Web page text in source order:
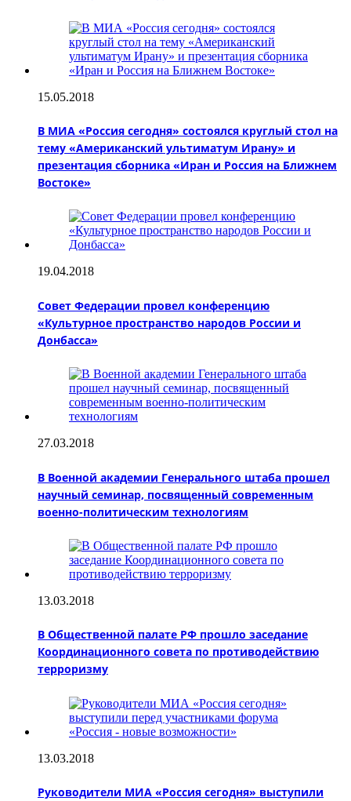
15.05.2018
В МИА «Россия сегодня» состоялся круглый стол на
тему «Американский ультиматум Ирану» и
презентация сборника «Иран и Россия на Ближнем
Востоке»
19.04.2018
Совет Федерации провел конференцию
«Культурное пространство народов России и
Донбасса»
27.03.2018
В Военной академии Генерального штаба прошел
научный семинар, посвященный современным
военно-политическим технологиям
13.03.2018
В Общественной палате РФ прошло заседание
Координационного совета по противодействию
терроризму
13.03.2018
Руководители МИА «Россия сегодня» выступили